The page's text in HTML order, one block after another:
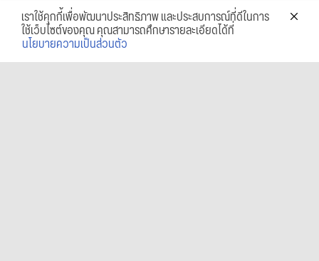
เราใช้คุกกี้เพื่อพัฒนาประสิทธิภาพ และประสบการณ์ที่ดีในการ
ใช้เว็บไซต์ของคุณ คุณสามารถศึกษารายละเอียดได้ที่
นโยบายความเป็นส่วนตัว